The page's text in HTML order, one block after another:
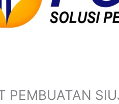
PEMBUATAN